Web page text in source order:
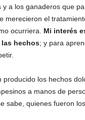
a los ganaderos que
merecieron el
ocurriera. Mi interés
hechos; y para
los hechos
a manos de
sabe, quienes fueron